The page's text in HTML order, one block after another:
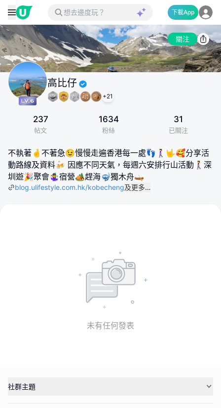
下載App
關注
高比仔
+21
237
帖文
1634
粉絲
31
已關注
不執著🤞不著急😉慢慢走遍香港每一處👣🚶‍♀️🤟🥰分享活
動路線及資料🍻 因應不同天氣，每週六安排行山活動🚶‍♀️深
圳遊🎉聚會🤹‍♀️宿營🏕趕海🤿獨木舟🛶
blog.ulifestyle.com.hk/kobecheng及更多…
未有任何發表
社群主題